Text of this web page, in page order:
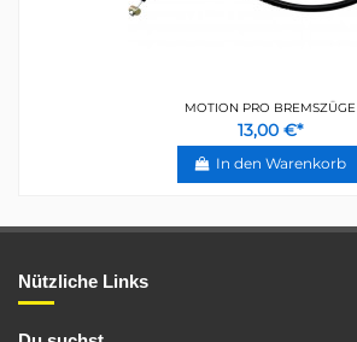
MOTION PRO BREMSZÜGE
13,00 €*
In den Warenkorb
Nützliche Links